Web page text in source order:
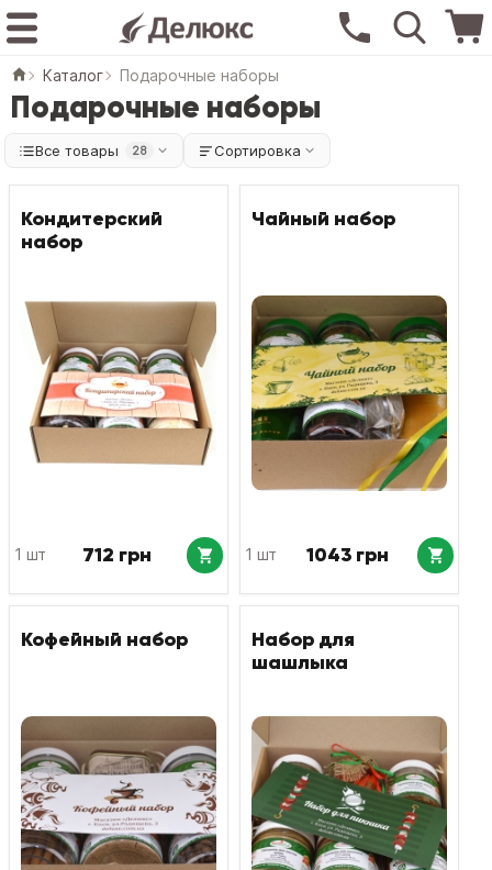
Каталог Подарочные наборы
Подарочные наборы
Все товары 28 Сортировка
Кондитерский
набор
1 шт 712 грн
Чайный набор
1 шт 1043 грн
Кофейный набор
Набор для
шашлыка